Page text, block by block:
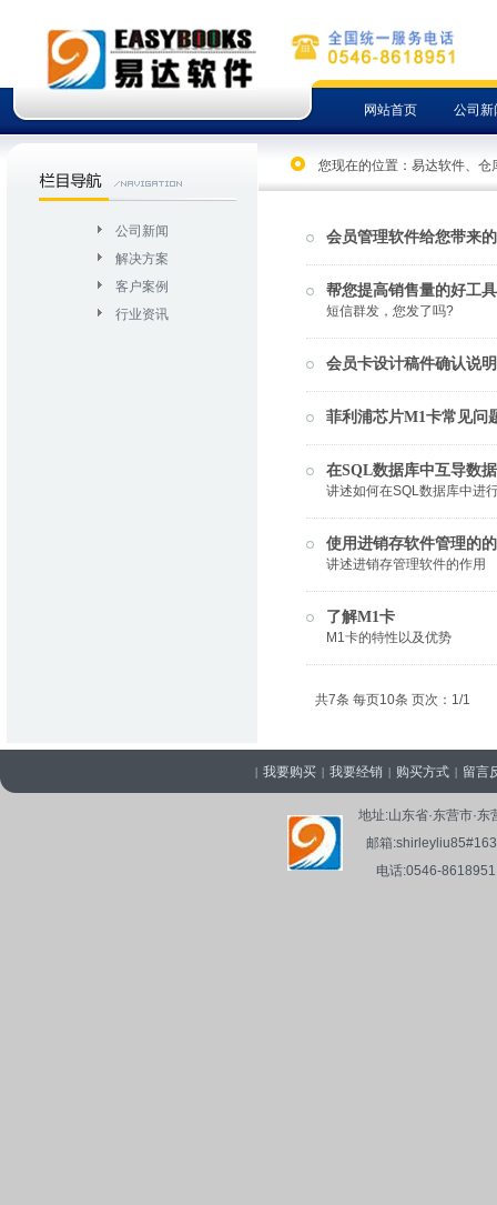
网站首页 公司新
公司新闻
解决方案
客户案例
行业资讯
会员管理软件给您带来
帮您提高销售量的好工
短信群发，您发了吗?
会员卡设计稿件确认说明
菲利浦芯片M1卡常见问
在SQL数据库中互导数据
讲述如何在SQL数据库中进
使用进销存软件管理的
讲述进销存管理软件的作用
了解M1卡
M1卡的特性以及优势
共7条 每页10条 页次：1/1
您现在的位置： 易达软件、仓
| 我要购买 | 我要经销 | 购买方式 | 留言
地址:山东省·东营市
邮箱
电话:0546-